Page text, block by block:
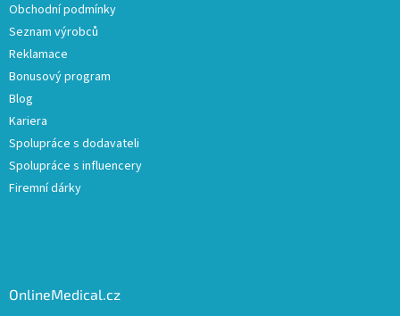
Obchodní podmínky
Seznam výrobců
Reklamace
Bonusový program
Blog
Kariera
Spolupráce s dodavateli
Spolupráce s influencery
Firemní dárky
OnlineMedical.cz